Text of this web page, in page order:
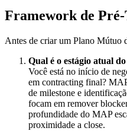
Framework de
Antes de criar um Plano Mútuo
Qual é o estágio atual
Você está no início de
em contracting final?
de milestone e
focam em remover
profundidade do MAP
proximidade a close.